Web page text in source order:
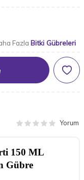
Fazla Bitki Gübreleri
Yorum
150 ML
Gübre